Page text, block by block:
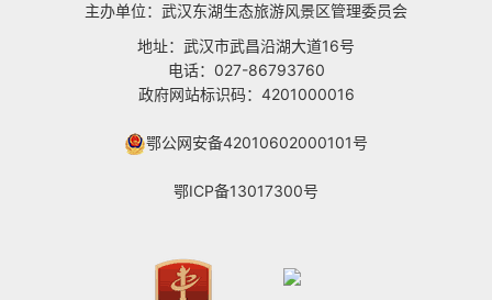
主办单位：武汉东湖生态旅游风景区管理委员会
地址：武汉市武昌沿湖大道16号
电话：027-86793760
政府网站标识码：4201000016
鄂公网安备42010602000101号
鄂ICP备13017300号